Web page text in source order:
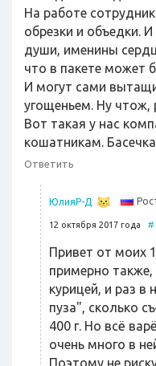
На работе
обрезки и объедки.
души, именины
что в пакете может
И могут сами
угощеньем. Ну чтож,
Вот такая у нас
кошатникам. Басечка
Ответить
ЮлияР-Д
12 октября 2017 года #
Привет от моих
примерно
курицей, и раз
пуза", сколько
400 г. Но всё
очень много в
Поэтому не